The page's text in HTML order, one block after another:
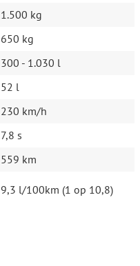
1.500 kg
650 kg
300 - 1.030 l
52 l
230 km/h
7,8 s
559 km
9,3 l/100km (1 op 10,8)